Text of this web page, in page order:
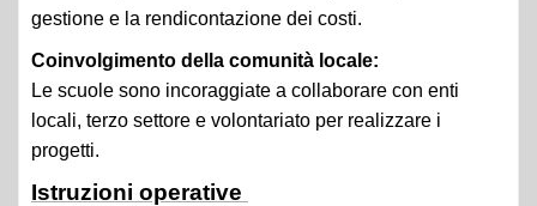
gestione e la rendicontazione dei costi.
Coinvolgimento della comunità locale:
Le scuole sono incoraggiate a collaborare con enti
locali, terzo settore e volontariato per realizzare i
progetti.
Istruzioni operative